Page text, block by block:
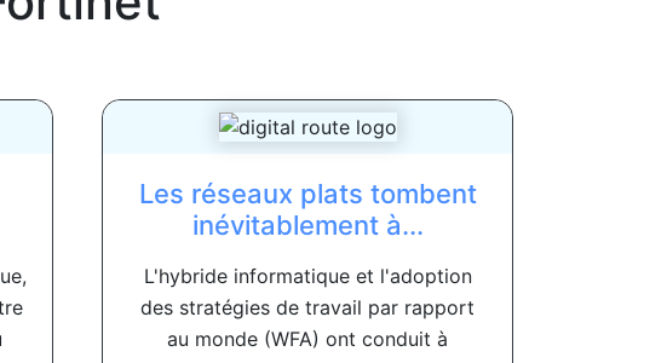
Les réseaux plats tombent
inévitablement à...
L'hybride informatique et l'adoption
des stratégies de travail par rapport
au monde (WFA) ont conduit à